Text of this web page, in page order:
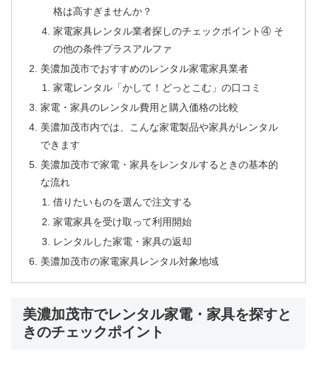
格は高すぎませんか？
家電家具レンタル業者探しのチェックポイント④ そ
の他の条件プラスアルファ
美濃加茂市でおすすめのレンタル家電家具業者
家電レンタル「かして！どっとこむ」の口コミ
家電・家具のレンタル費用と購入価格の比較
美濃加茂市内では、こんな家電製品や家具がレンタル
できます
美濃加茂市で家電・家具をレンタルするときの基本的
な流れ
借りたいものを選んで注文する
家電家具を受け取って利用開始
レンタルした家電・家具の返却
美濃加茂市の家電家具レンタル対象地域
美濃加茂市でレンタル家電・家具を探すと
きのチェックポイント